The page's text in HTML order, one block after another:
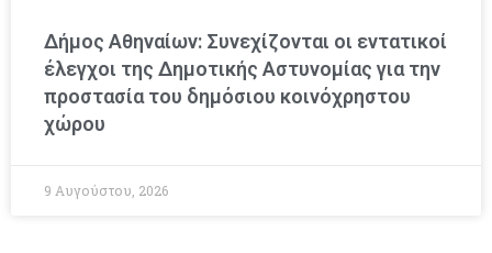
Δήμος Αθηναίων: Συνεχίζονται οι εντατικοί
έλεγχοι της Δημοτικής Αστυνομίας για την
προστασία του δημόσιου κοινόχρηστου
χώρου
9 Αυγούστου, 2026